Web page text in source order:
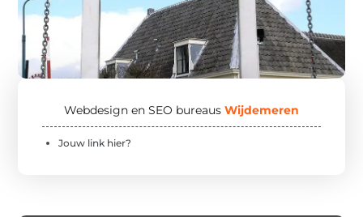
Webdesign en SEO bureaus Wijdemeren
Jouw link hier?